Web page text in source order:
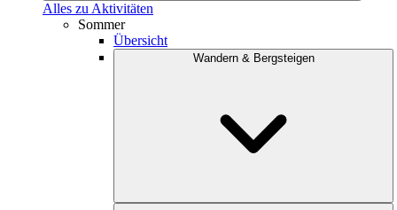
Alles zu Aktivitäten
Sommer
Übersicht
Wandern & Bergsteigen